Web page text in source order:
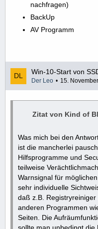
nachfragen)
BackUp
AV Programm
Win-10-Start von
Der Leo 15.
Zitat von Kind of
Was mich bei den
ist die mancherlei
Hilfsprogramme und
teilweise
Warnsignal für
sehr individuelle
daß z.B.
anderen Programmen
Seiten. Die